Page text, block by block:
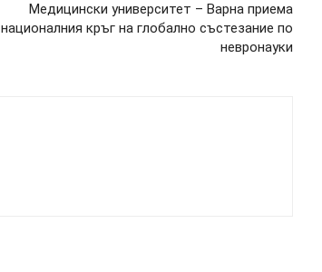
Медицински университет – Варна приема
националния кръг на глобално състезание по
невронауки